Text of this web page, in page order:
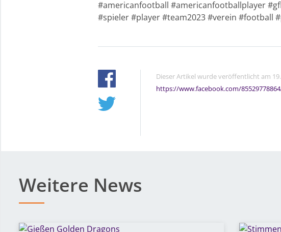
#americanfootball #americanfootballplayer
#spieler #player #team2023 #verein
Dieser Artikel wurde veröffentlicht am
https://www.facebook.com/
Weitere News